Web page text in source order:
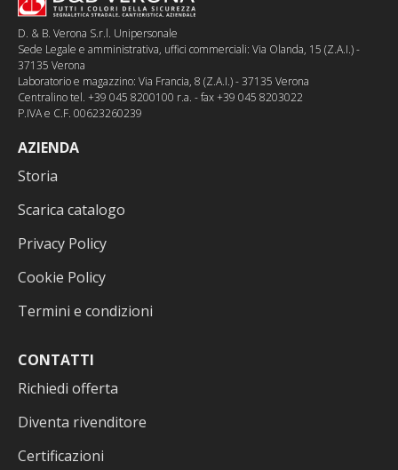
D. & B. Verona S.r.l. Unipersonale
Sede Legale e amministrativa, uffici commerciali: Via Olanda, 15 (Z.A.I.) -
37135 Verona
Laboratorio e magazzino: Via Francia, 8 (Z.A.I.) - 37135 Verona
Centralino tel. +39 045 8200100 r.a. - fax +39 045 8203022
P.IVA e C.F. 00623260239
AZIENDA
Storia
Scarica catalogo
Privacy Policy
Cookie Policy
Termini e condizioni
CONTATTI
Richiedi offerta
Diventa rivenditore
Certificazioni